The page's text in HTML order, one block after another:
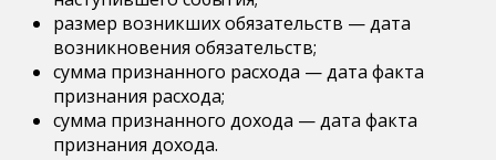
размер возникших обязательств — дата
возникновения обязательств;
сумма признанного расхода — дата факта
признания расхода;
сумма признанного дохода — дата факта
признания дохода.